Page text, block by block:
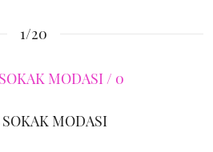
1/20
SOKAK MODASI